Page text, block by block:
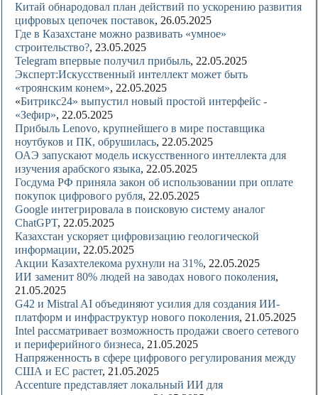
Китай обнародовал план действий по ускорению развития
цифровых цепочек поставок, 26.05.2025
Где в Казахстане можно развивать «умное»
строительство?, 23.05.2025
Telegram впервые получил прибыль, 22.05.2025
Эксперт:Искусственный интеллект может быть
«троянским конем», 22.05.2025
«Битрикс24» выпустил новый простой интерфейс -
«Зефир», 22.05.2025
Прибыль Lenovo, крупнейшего в мире поставщика
ноутбуков и ПК, обрушилась, 22.05.2025
ОАЭ запускают модель искусственного интеллекта для
изучения арабского языка, 22.05.2025
Госдума РФ приняла закон об использовании при оплате
покупок цифрового рубля, 22.05.2025
Google интегрировала в поисковую систему аналог
ChatGPT, 22.05.2025
Казахстан ускоряет цифровизацию геологической
информации, 22.05.2025
Акции Казахтелекома рухнули на 31%, 22.05.2025
ИИ заменит 80% людей на заводах нового поколения,
21.05.2025
G42 и Mistral AI объединяют усилия для создания ИИ-
платформ и инфраструктур нового поколения, 21.05.2025
Intel рассматривает возможность продажи своего сетевого
и периферийного бизнеса, 21.05.2025
Напряженность в сфере цифрового регулирования между
США и ЕС растет, 21.05.2025
Accenture представляет локальный ИИ для